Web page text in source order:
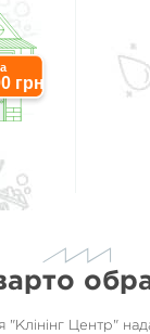
грн
"Клінінг Центр"